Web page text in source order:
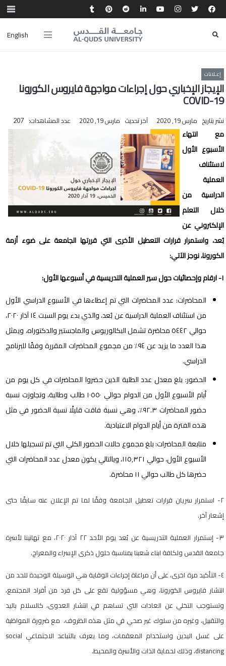
English
إعـلانات
الإيجاز الإخباري حول إجراءات مواجهة فايروس الكورونا
COVID-19
نشر بتاريخ مارس 19, 2020 آخر تحديث مارس 19, 2020 عدد المشاهدات: 207
مع انتهاء
الأسبوع الأول
لاستئناف
العملية
الدراسية من
خلال التعلم
الإلكتروني عن
بُعد، واستمرار قرارات التعطيل الأخرى التي قررتها الجامعة على ضوء أزمة
الكورونا، نوجز الآتي:
١- ارقام وإحصائيات حول سير العملية التدريسية في أسبوعها الأول:
المحاضرات: عدد المحاضرات التي تم إعطاءها في الأسبوع الدراسي الأول
من استئناف العملية الدراسية عن بُعد، والذي بدء يوم السبت ١٤ آذار ٢٠٢٠،
حوالي ٥٤٤٢ محاضرة تشمل البكالوريوس والماجستير والدكتوراه، ويمثل
هذا العدد ما يزيد عن ٩٤٪؜ من مجموع المحاضرات المقررة وفقًا للبرنامج
الدراسي.
الحضور: بلغ معدل عدد الطلبة الذين حضروا المحاضرات في كل يوم من
أيام الأسبوع الأول من الدوام حوالي ١٠٥٥٠ طالب وطالبة، وتجاوزت نسبة
حضور المحاضرات ٩٢.٣٪؜، وهي نسبة فاقت قليلًا نسبة الحضور في مثل
هذه الفترة من أيام الدوام الاعتيادية.
متابعة المحاضرات: بلغ مجموع حالات الحضور الكلي التي تم تسجيلها خلال
الأسبوع الأول، حوالي ١١٥,٣٢١، وبالتالي يكون معدل عدد المحاضرات التي
حضرها كل طالب حوالي ١١ محاضرة.
٢- استمرار سريان قرارات تعطيل الجامعة وفقًا لما تم الإعلان عنه سابقًا حتى
إشعار آخر.
٣- إستمرار العملية التدريسية عن بُعد يوم الأحد ٢٢ آذار ٢٠٢٠، مع تهانينا لأسرة
جامعة القدس ولكافة ابناء شعبنا بمناسبة حلول ذكرى الإسراء والمعراج.
٤- التأكيد مرة اخرى، على أن مراعاة إجراءات الوقاية هي الوسيلة الوحيدة للحد من
انتشار فايروس الكورونا، وهي مسؤولية تقع على كل فرد من أفراد المجتمع،
وتستوجب التخلي عن العادات التي تساهم في انتشار العدوى، كالسلام باليد
والتقبيل، وغيره من سلوك غير صحي في مثل هذه الظروف، مع ضرورة المواظبة
على غسل اليدين واستخدام المعقمات، وما يعرف بالتباعد الاجتماعي social
distancing، وذلك لحماية الذات والأسرة والمحيط.